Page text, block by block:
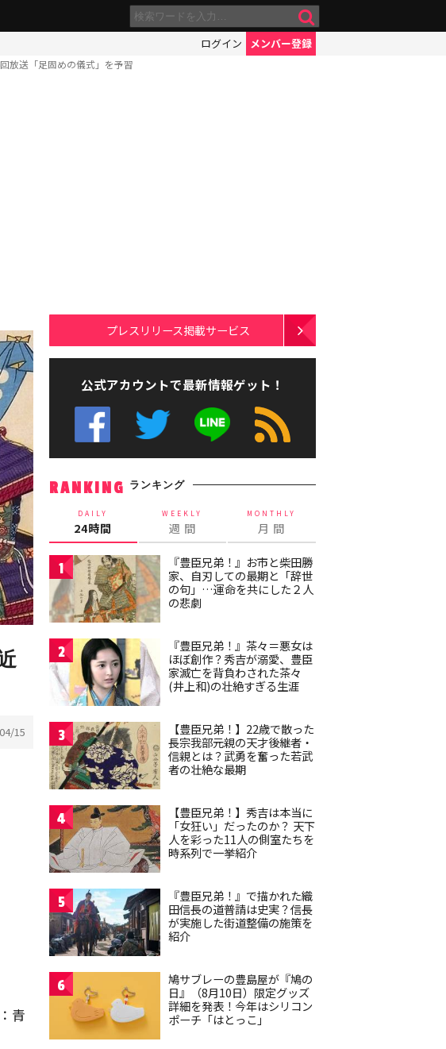
ログイン メンバー登録
放送「足固めの儀式」を予習
15
青
プレスリリース掲載サービス
公式アカウントで最新情報ゲット！
RANKING ランキング
DAILY
24時間
WEEKLY
週 間
MONTHLY
月 間
1
『豊臣兄弟！』お市と柴田勝
家、自刃しての最期と「辞世
の句」…運命を共にした２人
の悲劇
2
『豊臣兄弟！』茶々＝悪女は
ほぼ創作？秀吉が溺愛、豊臣
家滅亡を背負わされた茶々
(井上和)の壮絶すぎる生涯
3
【豊臣兄弟！】22歳で散った
長宗我部元親の天才後継者・
信親とは？武勇を奮った若武
者の壮絶な最期
4
【豊臣兄弟！】秀吉は本当に
「女狂い」だったのか？ 天下
人を彩った11人の側室たちを
時系列で一挙紹介
5
『豊臣兄弟！』で描かれた織
田信長の道普請は史実？信長
が実施した街道整備の施策を
紹介
6
鳩サブレーの豊島屋が『鳩の
日』（8月10日）限定グッズ
詳細を発表！今年はシリコン
ポーチ「はとっこ」